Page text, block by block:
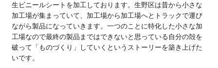
生ビニールシートを加工しております。生野区は昔から小さな
加工場が集まっていて、加工場から加工場へとトラックで運び
ながら製品になっていきます。一つのことに特化した小さな加
工場なので最終の製品まではできないと思っている自分の殻を
破って「ものづくり」していくというストーリーを築き上げた
いです。